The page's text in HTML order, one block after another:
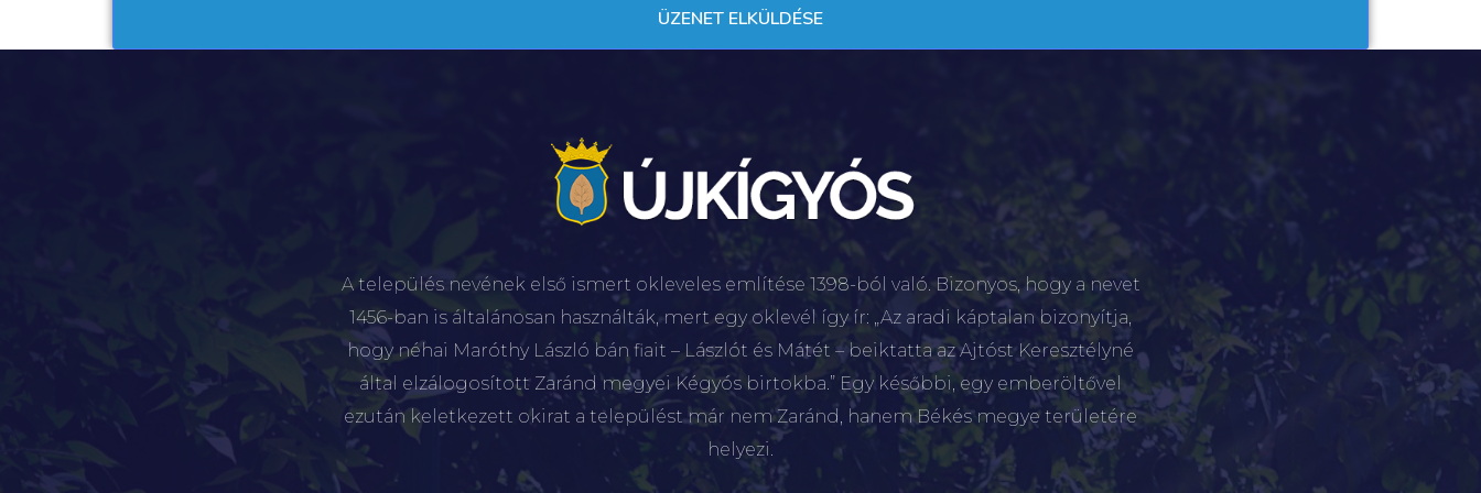
A település nevének első ismert okleveles említése 1398-ból való. Bizonyos, hogy a nevet
1456-ban is általánosan használták, mert egy oklevél így ír: „Az aradi káptalan bizonyítja,
hogy néhai Maróthy László bán fiait – Lászlót és Mátét – beiktatta az Ajtóst Keresztélyné
által elzálogosított Zaránd megyei Kégyós birtokba.” Egy későbbi, egy emberöltővel
ezután keletkezett okirat a települést már nem Zaránd, hanem Békés megye területére
helyezi.